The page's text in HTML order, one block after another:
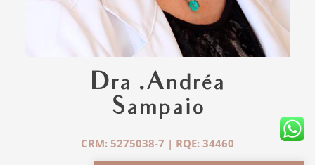
Dra .Andréa
Sampaio
CRM: 5275038-7 | RQE: 34460